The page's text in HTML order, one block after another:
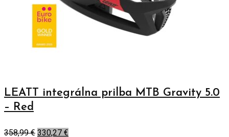
LEATT integrálna prilba MTB Gravity 5.0
– Red
358,99€ 330,27 €